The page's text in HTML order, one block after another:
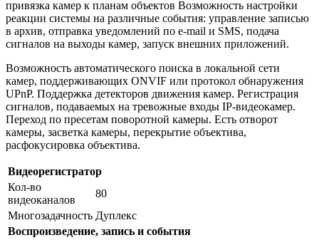
привязка камер к планам объектов Возможность настройки
реакции системы на различные события: управление записью
в архив, отправка уведомлений по e-mail и SMS, подача
сигналов на выходы камер, запуск внешних приложений.
Возможность автоматического поиска в локальной сети
камер, поддерживающих ONVIF или протокол обнаружения
UPnP. Поддержка детекторов движения камер. Регистрация
сигналов, подаваемых на тревожные входы IP-видеокамер.
Переход по пресетам поворотной камеры. Есть отворот
камеры, засветка камеры, перекрытие объектива,
расфокусировка объектива.
Видеорегистратор
Кол-во
видеоканалов
80
Многозадачность Дуплекс
Воспроизведение, запись и события